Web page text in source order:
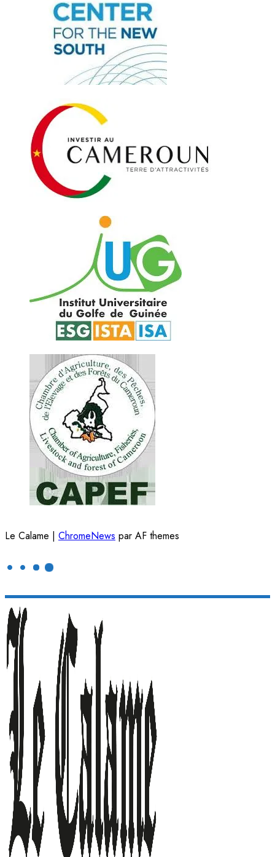
Le Calame | ChromeNews par AF themes